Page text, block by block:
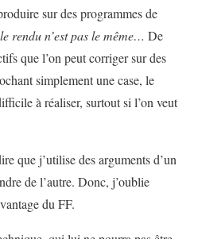
sur des programmes de
rendu n’est pas le même… De
que l’on peut corriger sur des
simplement une case, le
à réaliser, surtout si l’on veut
que j’utilise des arguments d’un
de l’autre. Donc, j’oublie
du FF.